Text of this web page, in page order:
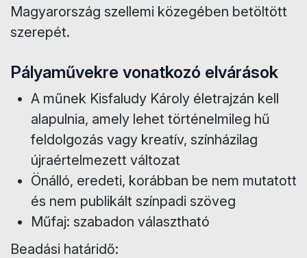
Magyarország szellemi közegében betöltött
szerepét.
Pályaművekre vonatkozó elvárások
A műnek Kisfaludy Károly életrajzán kell
alapulnia, amely lehet történelmileg hű
feldolgozás vagy kreatív, színházilag
újraértelmezett változat
Önálló, eredeti, korábban be nem mutatott
és nem publikált színpadi szöveg
Műfaj: szabadon választható
Beadási határidő: